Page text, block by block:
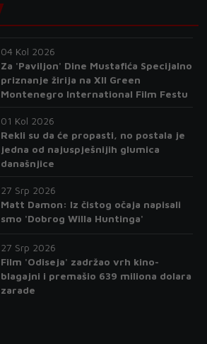
04 Kol 2026
Za 'Paviljon' Dine Mustafića Specijalno
priznanje žirija na XII Green
Montenegro International Film Festu
01 Kol 2026
Rekli su da će propasti, no postala je
jedna od najuspješnijih glumica
današnjice
27 Srp 2026
Matt Damon: Iz čistog očaja napisali
smo 'Dobrog Willa Huntinga'
27 Srp 2026
Film 'Odiseja' zadržao vrh kino-
blagajni i premašio 639 miliona dolara
zarade